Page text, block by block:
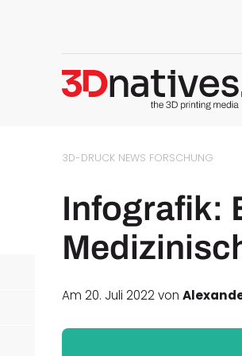
3D-DRUCK NEWS FORSCHUNG
Infografik:
Am 20. Juli 2022 von